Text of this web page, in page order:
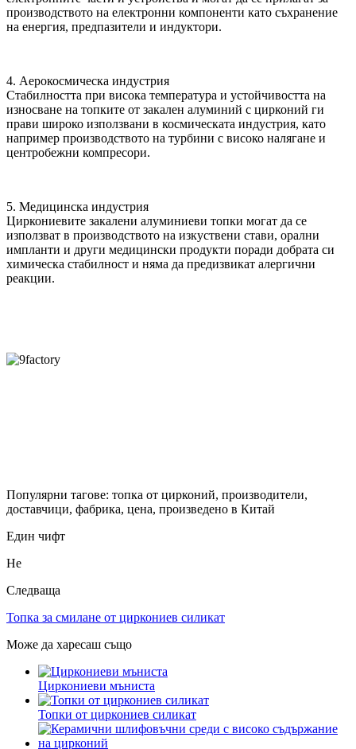
производството на електронни компоненти като съхранение
на енергия, предпазители и индуктори.
4. Аерокосмическа индустрия
Стабилността при висока температура и устойчивостта на
износване на топките от закален алуминий с цирконий ги
прави широко използвани в космическата индустрия, като
например производството на турбини с високо налягане и
центробежни компресори.
5. Медицинска индустрия
Циркониевите закалени алуминиеви топки могат да се
използват в производството на изкуствени стави, орални
импланти и други медицински продукти поради добрата си
химическа стабилност и няма да предизвикат алергични
реакции.
Популярни тагове: топка от цирконий, производители,
доставчици, фабрика, цена, произведено в Китай
Един чифт
Не
Следваща
Топка за смилане от циркониев силикат
Може да харесаш също
Циркониеви мъниста
Топки от циркониев силикат